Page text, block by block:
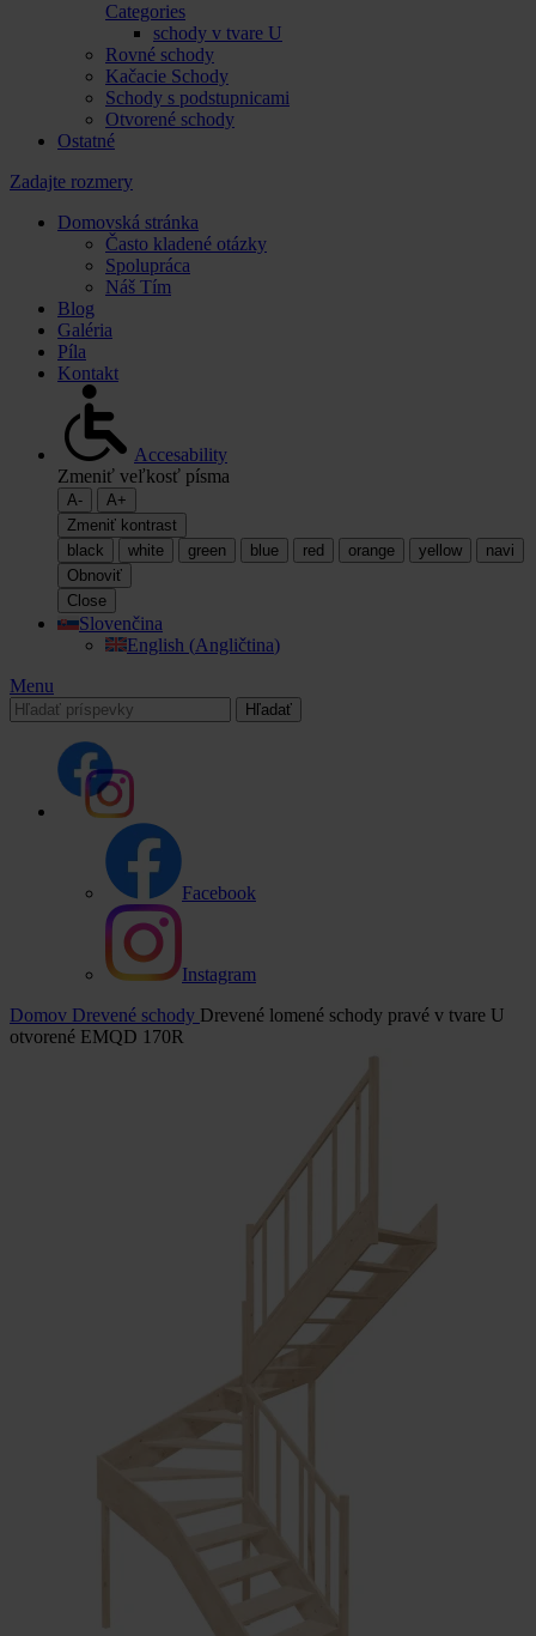
Categories
schody v tvare U
Rovné schody
Kačacie Schody
Schody s podstupnicami
Otvorené schody
Ostatné
Zadajte rozmery
Domovská stránka
Často kladené otázky
Spolupráca
Náš Tím
Blog
Galéria
Píla
Kontakt
Accesability
Zmeniť veľkosť písma
A-
A+
Zmeniť kontrast
black
white green blue red orange yellow
navi
Obnoviť
Close
Slovenčina
English (Angličtina)
Menu
Hľadať
Facebook
Instagram
Domov Drevené schody Drevené lomené schody pravé v tvare U
otvorené EMQD 170R